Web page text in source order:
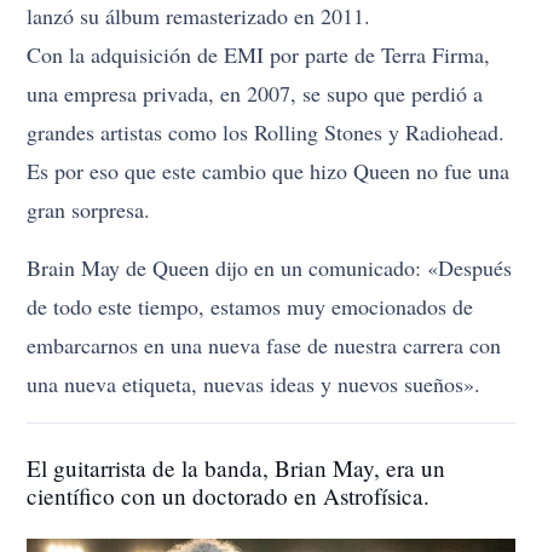
lanzó su álbum remasterizado en 2011.
Con la adquisición de EMI por parte de Terra Firma,
una empresa privada, en 2007, se supo que perdió a
grandes artistas como los Rolling Stones y Radiohead.
Es por eso que este cambio que hizo Queen no fue una
gran sorpresa.
Brain May de Queen dijo en un comunicado: «Después
de todo este tiempo, estamos muy emocionados de
embarcarnos en una nueva fase de nuestra carrera con
una nueva etiqueta, nuevas ideas y nuevos sueños».
El guitarrista de la banda, Brian May, era un
científico con un doctorado en Astrofísica.